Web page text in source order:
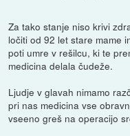
Za tako stanje niso krivi
ločiti od 92 let stare mame
poti umre v rešilcu, ki te
medicina delala čudeže.
Ljudje v glavah nimamo
pri nas medicina vse
vseeno greš na operacijo